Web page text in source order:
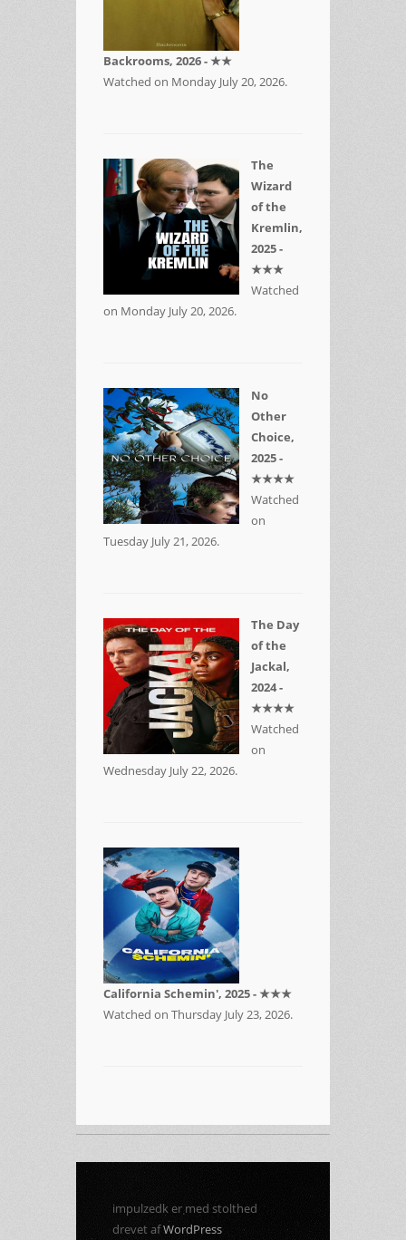
Backrooms, 2026 - ★★
Watched on Monday July 20, 2026.
The
Wizard
of the
Kremlin,
2025 -
★★★
Watched
on Monday July 20, 2026.
No
Other
Choice,
2025 -
★★★★
Watched
on
Tuesday July 21, 2026.
The Day
of the
Jackal,
2024 -
★★★★
Watched
on
Wednesday July 22, 2026.
California Schemin', 2025 - ★★★
Watched on Thursday July 23, 2026.
impulzedk er med stolthed
drevet afWordPress